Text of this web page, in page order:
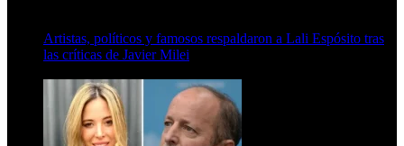
Artistas, políticos y famosos respaldaron a Lali Espósito tras
las críticas de Javier Milei